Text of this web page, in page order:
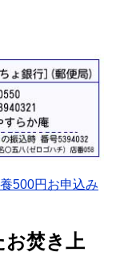
500円お申込み
お焚き上